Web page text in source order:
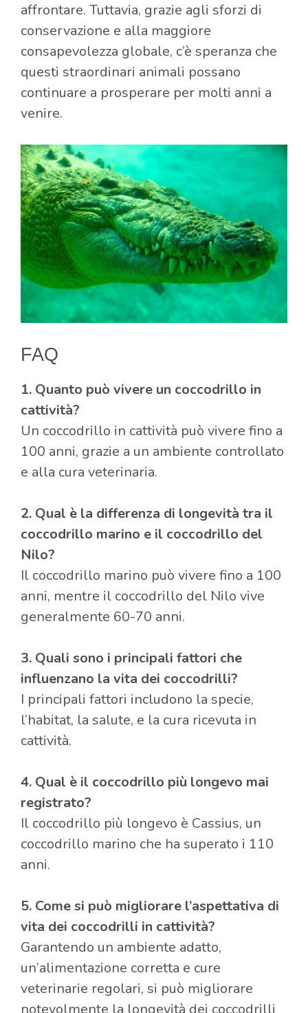
affrontare. Tuttavia, grazie agli sforzi di
conservazione e alla maggiore
consapevolezza globale, c’è speranza che
questi straordinari animali possano
continuare a prosperare per molti anni a
venire.
FAQ
1. Quanto può vivere un coccodrillo in
cattività?
Un coccodrillo in cattività può vivere fino a
100 anni, grazie a un ambiente controllato
e alla cura veterinaria.
2. Qual è la differenza di longevità tra il
coccodrillo marino e il coccodrillo del
Nilo?
Il coccodrillo marino può vivere fino a 100
anni, mentre il coccodrillo del Nilo vive
generalmente 60-70 anni.
3. Quali sono i principali fattori che
influenzano la vita dei coccodrilli?
I principali fattori includono la specie,
l’habitat, la salute, e la cura ricevuta in
cattività.
4. Qual è il coccodrillo più longevo mai
registrato?
Il coccodrillo più longevo è Cassius, un
coccodrillo marino che ha superato i 110
anni.
5. Come si può migliorare l’aspettativa di
vita dei coccodrilli in cattività?
Garantendo un ambiente adatto,
un’alimentazione corretta e cure
veterinarie regolari, si può migliorare
notevolmente la longevità dei coccodrilli